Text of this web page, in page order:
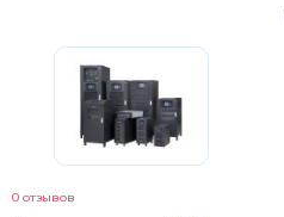
0 отзывов